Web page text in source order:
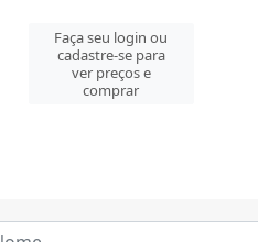
Faça seu login ou
cadastre-se para
ver preços e
comprar